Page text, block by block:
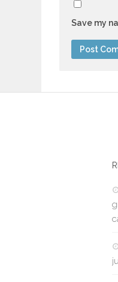
Save my